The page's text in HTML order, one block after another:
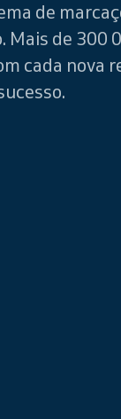
de
Mais de 300
cada nova